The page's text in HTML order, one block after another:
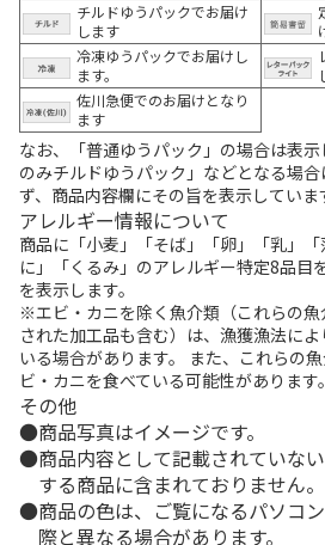
チルドゆうパックでお届け
します
冷凍ゆうパックでお届けし
ます。
佐川急便でのお届けとなり
ます
なお、「普通ゆうパック」の場合は表
のみチルドゆうパック」などとなる場
ず、商品内容欄にその旨を表示していま
アレルギー情報について
商品に「小麦」「そば」「卵」「乳」
に」「くるみ」のアレルギー特定8品目
を表示します。
※エビ・カニを除く魚介類（これらの
された加工品も含む）は、漁獲漁法に
いる場合があります。 また、これらの
ビ・カニを食べている可能性があります。
その他
商品写真はイメージです。
商品内容として記載されていな
する商品に含まれておりません。
商品の色は、ご覧になるパソコ
際と異なる場合があります。